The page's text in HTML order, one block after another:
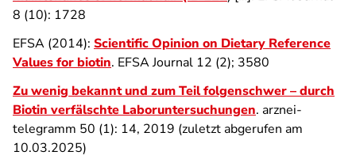
8 (10): 1728
EFSA (2014): Scientific Opinion on Dietary Reference
Values for biotin. EFSA Journal 12 (2); 3580
Zu wenig bekannt und zum Teil folgenschwer – durch
Biotin verfälschte Laboruntersuchungen. arznei-
telegramm 50 (1): 14, 2019 (zuletzt abgerufen am
10.03.2025)